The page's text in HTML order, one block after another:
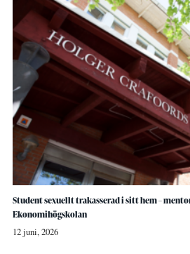
Student sexuellt trakasserad i sitt hem –
Ekonomihögskolan
12 juni, 2026